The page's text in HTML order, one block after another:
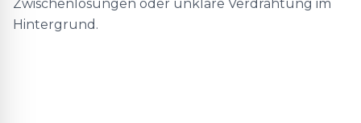
Zwischenlösungen oder unklare Verdrahtung im
Hintergrund.